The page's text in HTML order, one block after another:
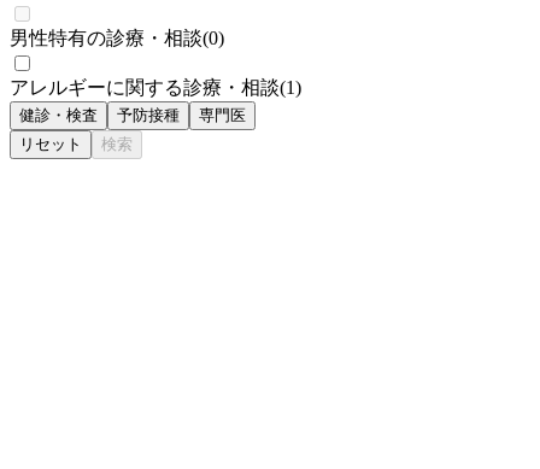
男性特有の診療・相談(0)
アレルギーに関する診療・相談(1)
健診・検査 予防接種
専門医
リセット
検索